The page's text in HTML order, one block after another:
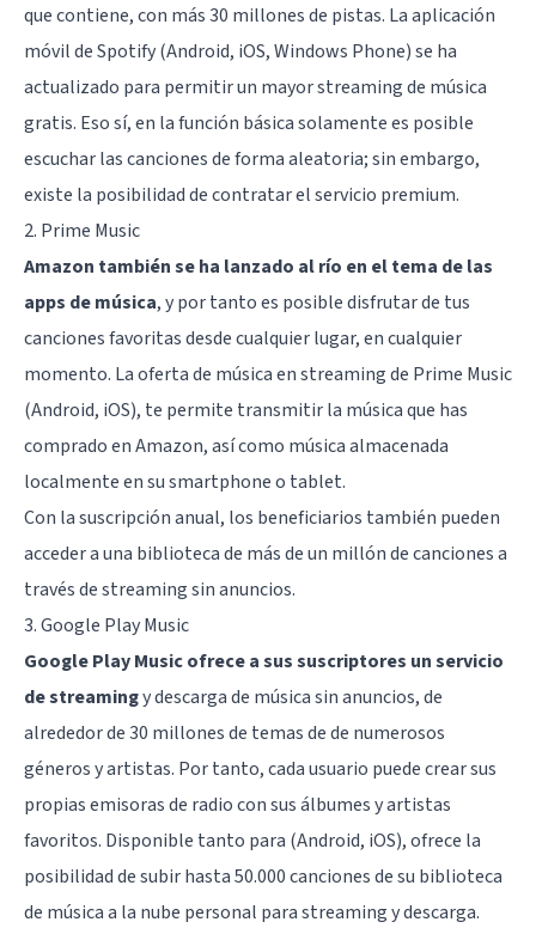
que contiene, con más 30 millones de pistas. La aplicación
móvil de Spotify (Android, iOS, Windows Phone) se ha
actualizado para permitir un mayor streaming de música
gratis. Eso sí, en la función básica solamente es posible
escuchar las canciones de forma aleatoria; sin embargo,
existe la posibilidad de contratar el servicio premium.
2. Prime Music
Amazon también se ha lanzado al río en el tema de las
apps de música, y por tanto es posible disfrutar de tus
canciones favoritas desde cualquier lugar, en cualquier
momento. La oferta de música en streaming de Prime Music
(Android, iOS), te permite transmitir la música que has
comprado en Amazon, así como música almacenada
localmente en su smartphone o tablet.
Con la suscripción anual, los beneficiarios también pueden
acceder a una biblioteca de más de un millón de canciones a
través de streaming sin anuncios.
3. Google Play Music
Google Play Music ofrece a sus suscriptores un servicio
de streamingy descarga de música sin anuncios, de
alrededor de 30 millones de temas de de numerosos
géneros y artistas. Por tanto, cada usuario puede crear sus
propias emisoras de radio con sus álbumes y artistas
favoritos. Disponible tanto para (Android, iOS), ofrece la
posibilidad de subir hasta 50.000 canciones de su biblioteca
de música a la nube personal para streaming y descarga.